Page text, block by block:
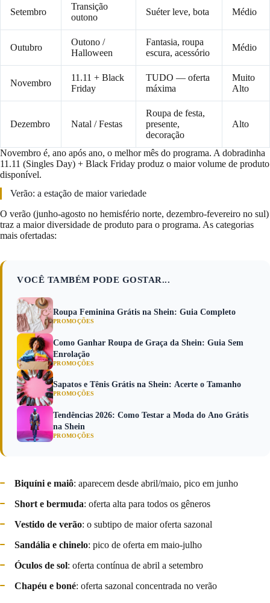
Setembro
Transição
outono
Suéter leve, bota Médio
Outubro
Outono /
Halloween
Fantasia, roupa
escura, acessório
Médio
Novembro
11.11 + Black
Friday
TUDO — oferta
máxima
Muito
Alto
Dezembro Natal / Festas
Roupa de festa,
presente,
decoração
Alto
Novembro é, ano após ano, o melhor mês do programa. A dobradinha
11.11 (Singles Day) + Black Friday produz o maior volume de produto
disponível.
Verão: a estação de maior variedade
O verão (junho-agosto no hemisfério norte, dezembro-fevereiro no sul)
traz a maior diversidade de produto para o programa. As categorias
mais ofertadas:
VOCÊ TAMBÉM PODE GOSTAR...
Roupa Feminina Grátis na Shein: Guia Completo
PROMOÇÕES
Como Ganhar Roupa de Graça da Shein: Guia Sem
Enrolação
PROMOÇÕES
Sapatos e Tênis Grátis na Shein: Acerte o Tamanho
PROMOÇÕES
Tendências 2026: Como Testar a Moda do Ano Grátis
na Shein
PROMOÇÕES
Biquíni e maiô: aparecem desde abril/maio, pico em junho
Short e bermuda: oferta alta para todos os gêneros
Vestido de verão: o subtipo de maior oferta sazonal
Sandália e chinelo: pico de oferta em maio-julho
Óculos de sol: oferta contínua de abril a setembro
Chapéu e boné: oferta sazonal concentrada no verão